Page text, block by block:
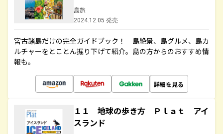
島旅
2024.12.05 発売
宮古諸島だけの完全ガイドブック！ 島絶景、島グルメ、島カ
ルチャーをとことん掘り下げて紹介。島の方からのおすすめ情
報も。
詳細を見る
１１ 地球の歩き方 Ｐｌａｔ アイ
スランド